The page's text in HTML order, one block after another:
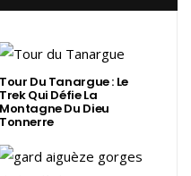
Tour Du Tanargue : Le
Trek Qui Défie La
Montagne Du Dieu
Tonnerre